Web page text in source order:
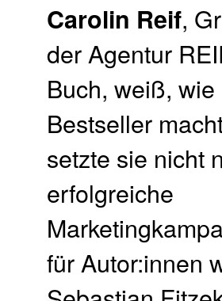
Carolin Reif,
der Agentur
Buch, weiß, wie
Bestseller
setzte sie nicht
erfolgreiche
für Autor:innen